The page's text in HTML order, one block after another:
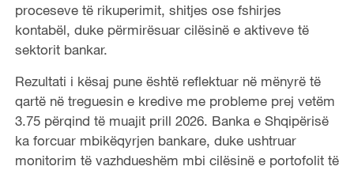
proceseve të rikuperimit, shitjes ose fshirjes
kontabël, duke përmirësuar cilësinë e aktiveve të
sektorit bankar.
Rezultati i kësaj pune është reflektuar në mënyrë të
qartë në treguesin e kredive me probleme prej vetëm
3.75 përqind të muajit prill 2026. Banka e Shqipërisë
ka forcuar mbikëqyrjen bankare, duke ushtruar
monitorim të vazhdueshëm mbi cilësinë e portofolit të